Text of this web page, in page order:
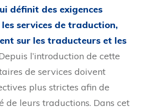
définit des exigences
services de traduction,
sur les traducteurs et les
l’introduction de cette
de services doivent
plus strictes afin de
leurs traductions. Dans cet